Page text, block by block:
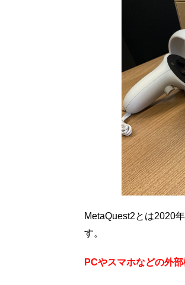
MetaQuest2とは2020
す。
PCやスマホなどの外